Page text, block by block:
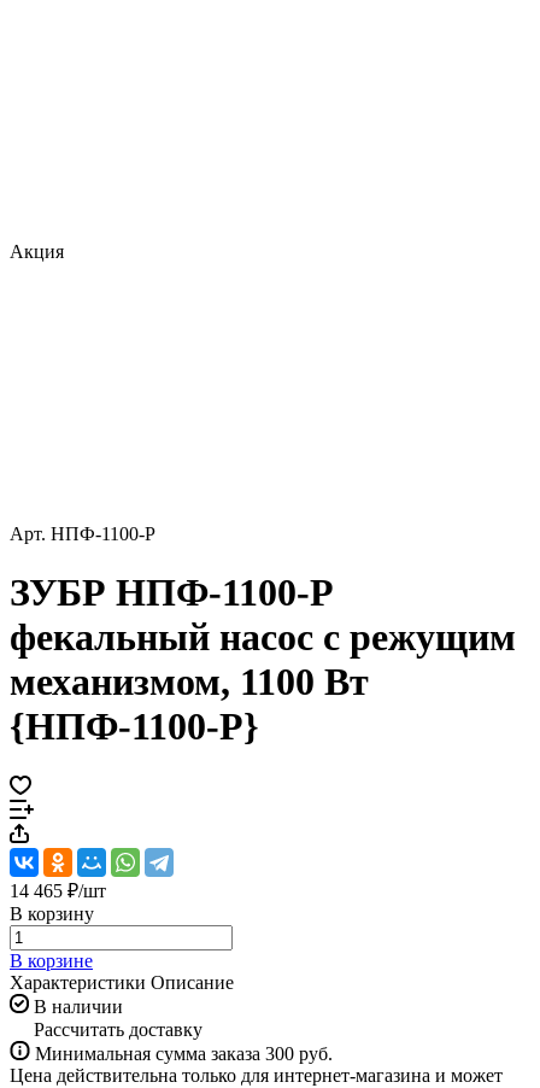
Акция
Арт. НПФ-1100-Р
ЗУБР НПФ-1100-Р
фекальный насос с режущим
механизмом, 1100 Вт
{НПФ-1100-Р}
14 465 ₽/шт
В корзину
В корзине
Характеристики Описание
В наличии
Рассчитать доставку
Минимальная сумма заказа 300 руб.
Цена действительна только для интернет-магазина и может